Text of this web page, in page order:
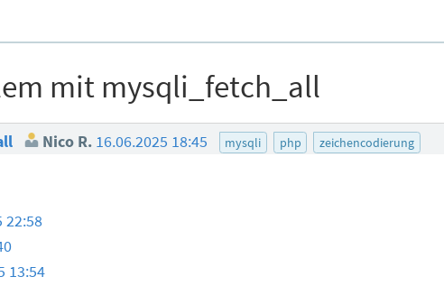
mit mysqli_fetch_all
Nico R. 16.06.2025 18:45 mysqli php zeichencodierung
22:58
13:54